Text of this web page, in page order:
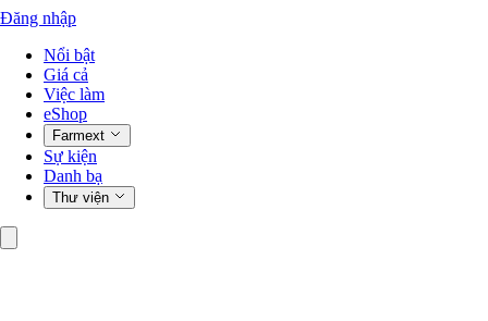
Đăng nhập
Nổi bật
Giá cả
Việc làm
eShop
Farmext
Sự kiện
Danh bạ
Thư viện